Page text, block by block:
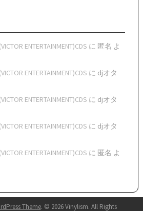
ENTERTAINMENT)CDS に 匿名 よ
ENTERTAINMENT)CDS に djオタ
ENTERTAINMENT)CDS に djオタ
ENTERTAINMENT)CDS に djオタ
ENTERTAINMENT)CDS に 匿名 よ
Theme. © 2026 Vinylism. All Rights